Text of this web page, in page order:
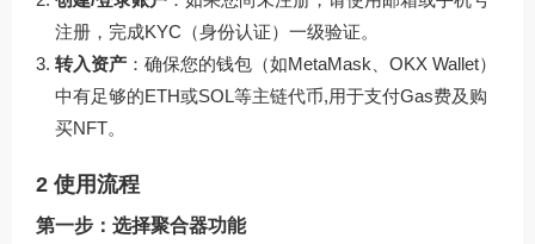
注册，完成KYC（身份认证）一级验证。
转入资产 ：确保您的钱包（如MetaMask、OKX Wallet）
中有足够的ETH或SOL等主链代币,用于支付Gas费及购
买NFT。
2 使用流程
第一步：选择聚合器功能